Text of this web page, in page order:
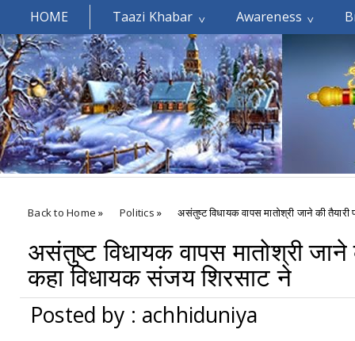
HOME Taazi Khabar Awareness
Welcomes You.....
Back to Home » Politics » असंतुष्ट विधायक वापस मातोश्री जाने की
असंतुष्ट विधायक वापस मातोश्री जाने
कहा विधायक संजय शिरसाट ने
Posted by : achhiduniya